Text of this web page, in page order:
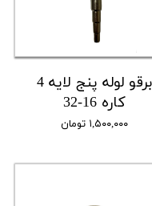
برقو لوله پنج لایه 4
کاره 16-32
۱,۵۰۰,۰۰۰ تومان